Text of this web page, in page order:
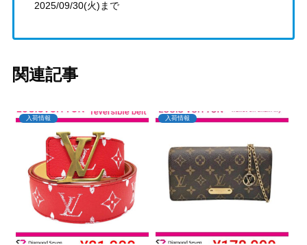
2025/09/30(火)まで
関連記事
入荷情報 入荷情報